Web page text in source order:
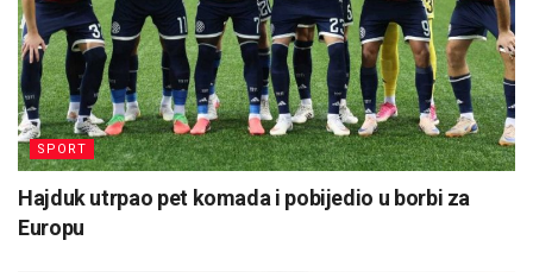
SPORT
Hajduk utrpao pet komada i pobijedio u borbi za
Europu